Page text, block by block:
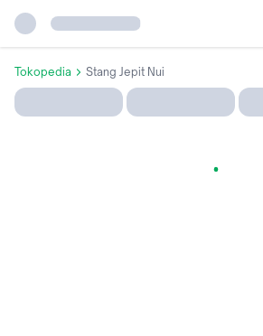
Tokopedia Stang Jepit Nui